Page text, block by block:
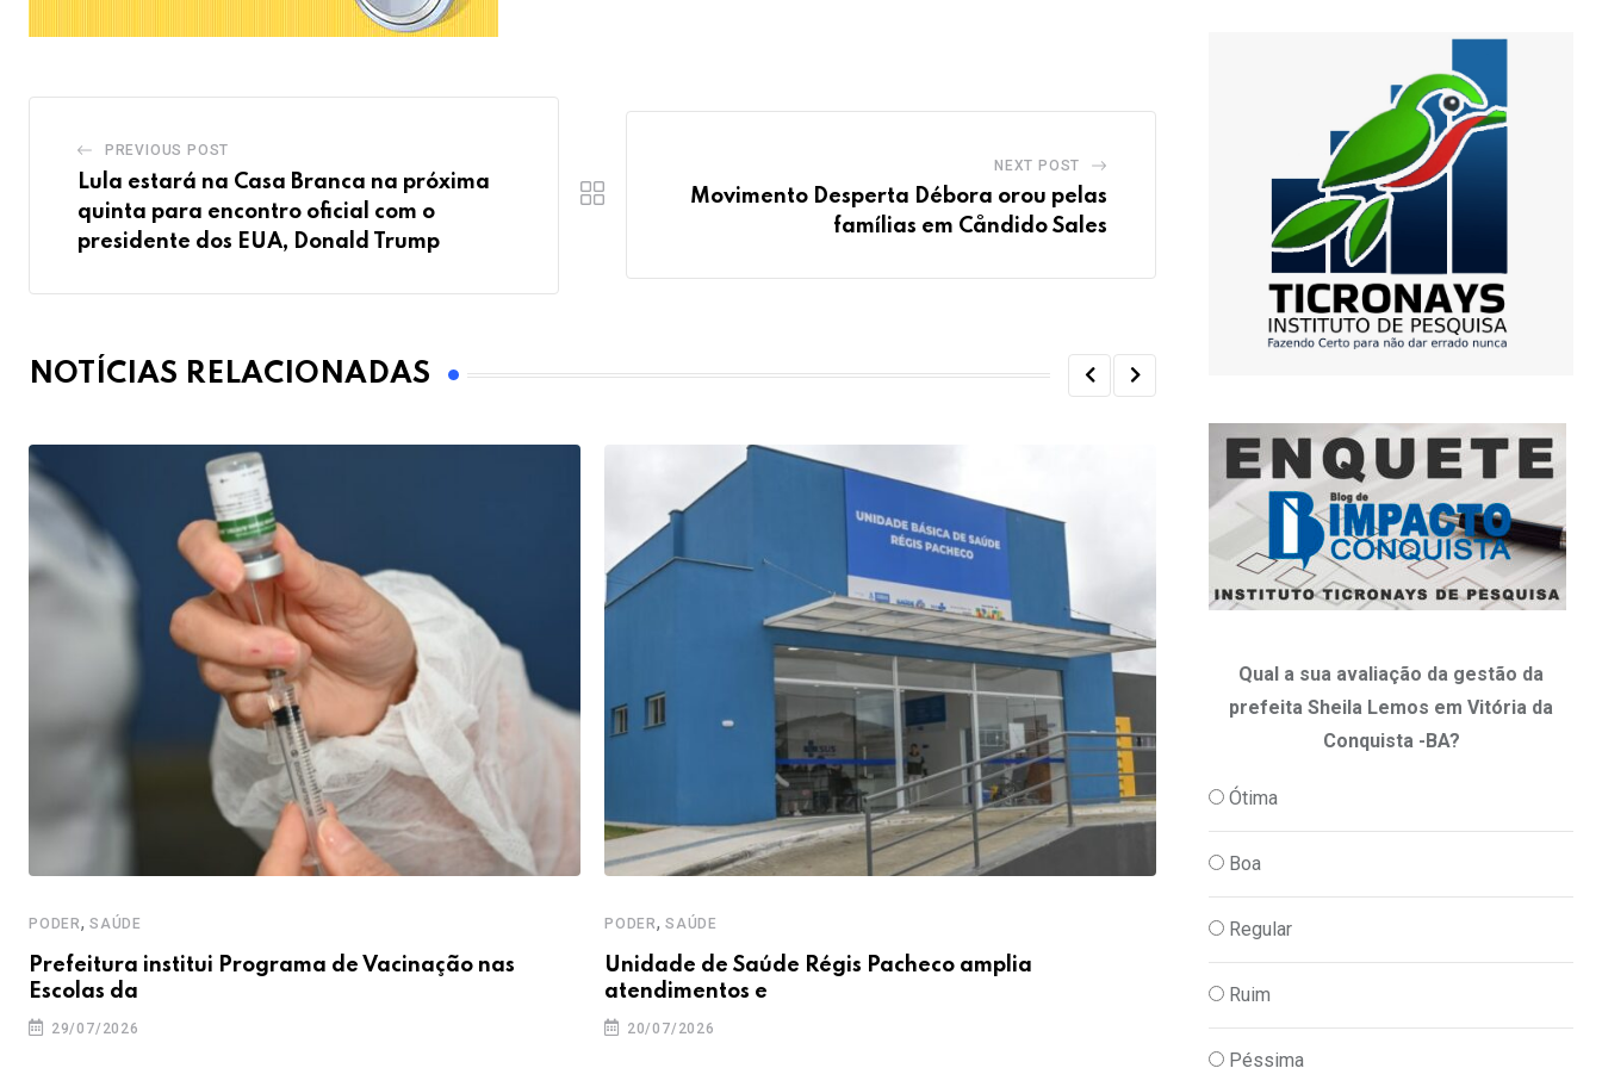
PREVIOUS POST
Lula estará na Casa Branca na próxima
quinta para encontro oficial com o
presidente dos EUA, Donald Trump
NEXT POST
Movimento Desperta Débora orou pelas
famílias em Cåndido Sales
NOTÍCIAS RELACIONADAS
PODER, SAÚDE
Prefeitura institui Programa de Vacinação nas
Escolas da
29/07/2026
PODER, SAÚDE
Unidade de Saúde Régis Pacheco amplia
atendimentos e
20/07/2026
PODER,POLITICA
Se a Bahia copiasse a saúde municipal
18/07/2026
Qual a sua avaliação da gestão da
prefeita Sheila Lemos em Vitória da
Conquista -BA?
Ótima
Boa
Regular
Ruim
Péssima